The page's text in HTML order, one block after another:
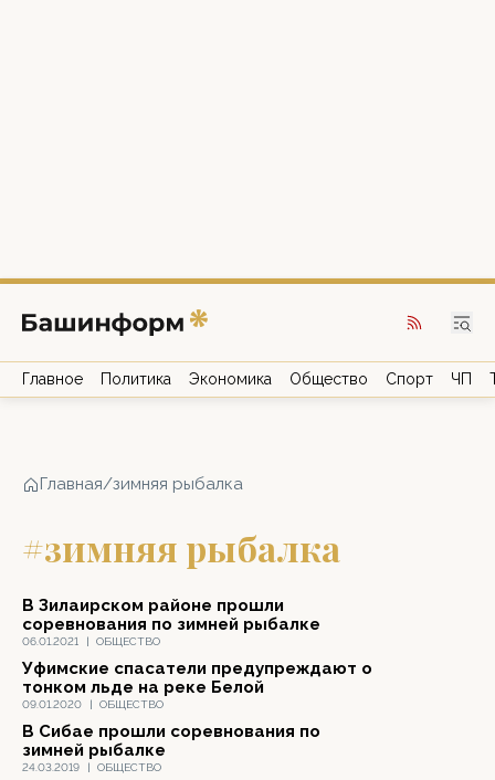
Главное Политика Экономика Общество Спорт ЧП
Главная/зимняя рыбалка
#зимняя рыбалка
06.01.2021 | ОБЩЕСТВО
В Зилаирском районе прошли
соревнования по зимней рыбалке
09.01.2020 | ОБЩЕСТВО
Уфимские спасатели предупреждают о
тонком льде на реке Белой
24.03.2019 | ОБЩЕСТВО
В Сибае прошли соревнования по
зимней рыбалке